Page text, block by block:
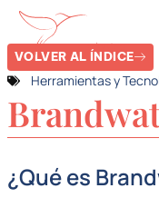
VOLVER AL ÍNDICE
Herramientas y
¿Qué es